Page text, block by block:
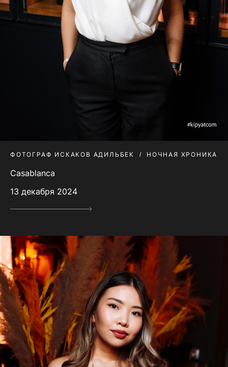
ФОТОГРАФ ИСКАКОВ АДИЛЬБЕК НОЧНАЯ ХРОНИКА
Casablanca
13 декабря 2024